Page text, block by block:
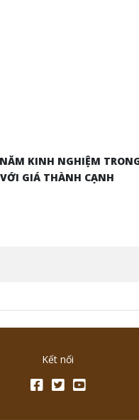
KINH NGHIỆM
GIÁ THÀNH CẠNH
Kết nối